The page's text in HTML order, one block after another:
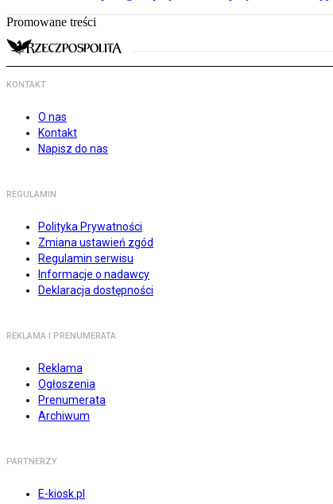
Promowane treści
KONTAKT
O nas
Kontakt
Napisz do nas
REGULAMIN
Polityka Prywatności
Zmiana ustawień zgód
Regulamin serwisu
Informacje o nadawcy
Deklaracja dostępności
REKLAMA I PRENUMERATA
Reklama
Ogłoszenia
Prenumerata
Archiwum
PARTNERZY
E-kiosk.pl